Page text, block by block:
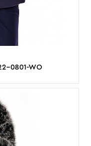
0801-WO